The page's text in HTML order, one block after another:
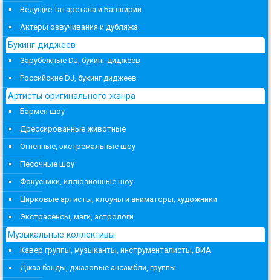
Ведущие Татарстана и Башкирии
Актеры озвучивания и дубляжа
Букинг диджеев
Зарубежные DJ, букинг диджеев
Российские DJ, букинг диджеев
Артисты оригинального жанра
Бармен шоу
Дрессированные животные
Огненные, экстремальные шоу
Песочные шоу
Фокусники, иллюзионные шоу
Цирковые артисты, клоуны и аниматоры, художники
Экстрасенсы, маги, астрологи
Музыкальные коллективы
Кавер группы, музыканты, инструменталисты, ВИА
Джаз бэнды, джазовые ансамбли, группы